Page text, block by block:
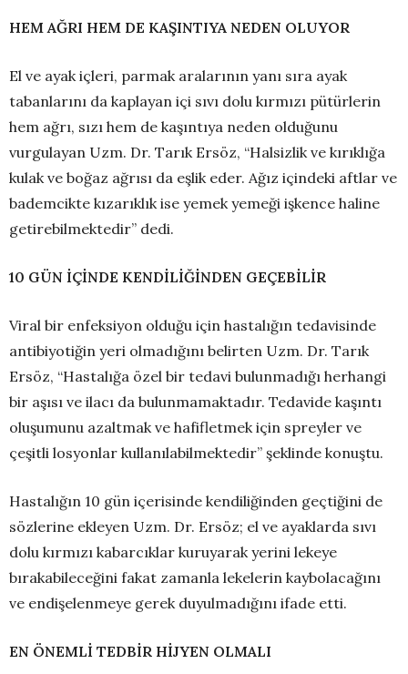
HEM AĞRI HEM DE KAŞINTIYA NEDEN OLUYOR
El ve ayak içleri, parmak aralarının yanı sıra ayak
tabanlarını da kaplayan içi sıvı dolu kırmızı pütürlerin
hem ağrı, sızı hem de kaşıntıya neden olduğunu
vurgulayan Uzm. Dr. Tarık Ersöz, “Halsizlik ve kırıklığa
kulak ve boğaz ağrısı da eşlik eder. Ağız içindeki aftlar ve
bademcikte kızarıklık ise yemek yemeği işkence haline
getirebilmektedir” dedi.
10 GÜN İÇİNDE KENDİLİĞİNDEN GEÇEBİLİR
Viral bir enfeksiyon olduğu için hastalığın tedavisinde
antibiyotiğin yeri olmadığını belirten Uzm. Dr. Tarık
Ersöz, “Hastalığa özel bir tedavi bulunmadığı herhangi
bir aşısı ve ilacı da bulunmamaktadır. Tedavide kaşıntı
oluşumunu azaltmak ve hafifletmek için spreyler ve
çeşitli losyonlar kullanılabilmektedir” şeklinde konuştu.
Hastalığın 10 gün içerisinde kendiliğinden geçtiğini de
sözlerine ekleyen Uzm. Dr. Ersöz; el ve ayaklarda sıvı
dolu kırmızı kabarcıklar kuruyarak yerini lekeye
bırakabileceğini fakat zamanla lekelerin kaybolacağını
ve endişelenmeye gerek duyulmadığını ifade etti.
EN ÖNEMLİ TEDBİR HİJYEN OLMALI